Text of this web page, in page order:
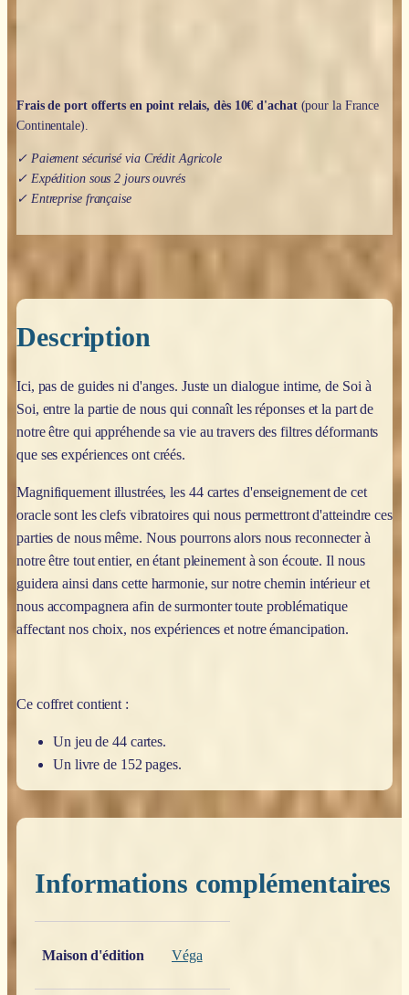
Frais de port offerts en point relais, dès 10€ d'achat(pour la France
Continentale).
✓ Paiement sécurisé via Crédit Agricole
✓ Expédition sous 2 jours ouvrés
✓ Entreprise française
Description
Ici, pas de guides ni d'anges. Juste un dialogue intime, de Soi à
Soi, entre la partie de nous qui connaît les réponses et la part de
notre être qui appréhende sa vie au travers des filtres déformants
que ses expériences ont créés.
Magnifiquement illustrées, les 44 cartes d'enseignement de cet
oracle sont les clefs vibratoires qui nous permettront d'atteindre ces
parties de nous même. Nous pourrons alors nous reconnecter à
notre être tout entier, en étant pleinement à son écoute. Il nous
guidera ainsi dans cette harmonie, sur notre chemin intérieur et
nous accompagnera afin de surmonter toute problématique
affectant nos choix, nos expériences et notre émancipation.
Ce coffret contient :
Un jeu de 44 cartes.
Un livre de 152 pages.
Informations complémentaires
Maison d'édition
Véga